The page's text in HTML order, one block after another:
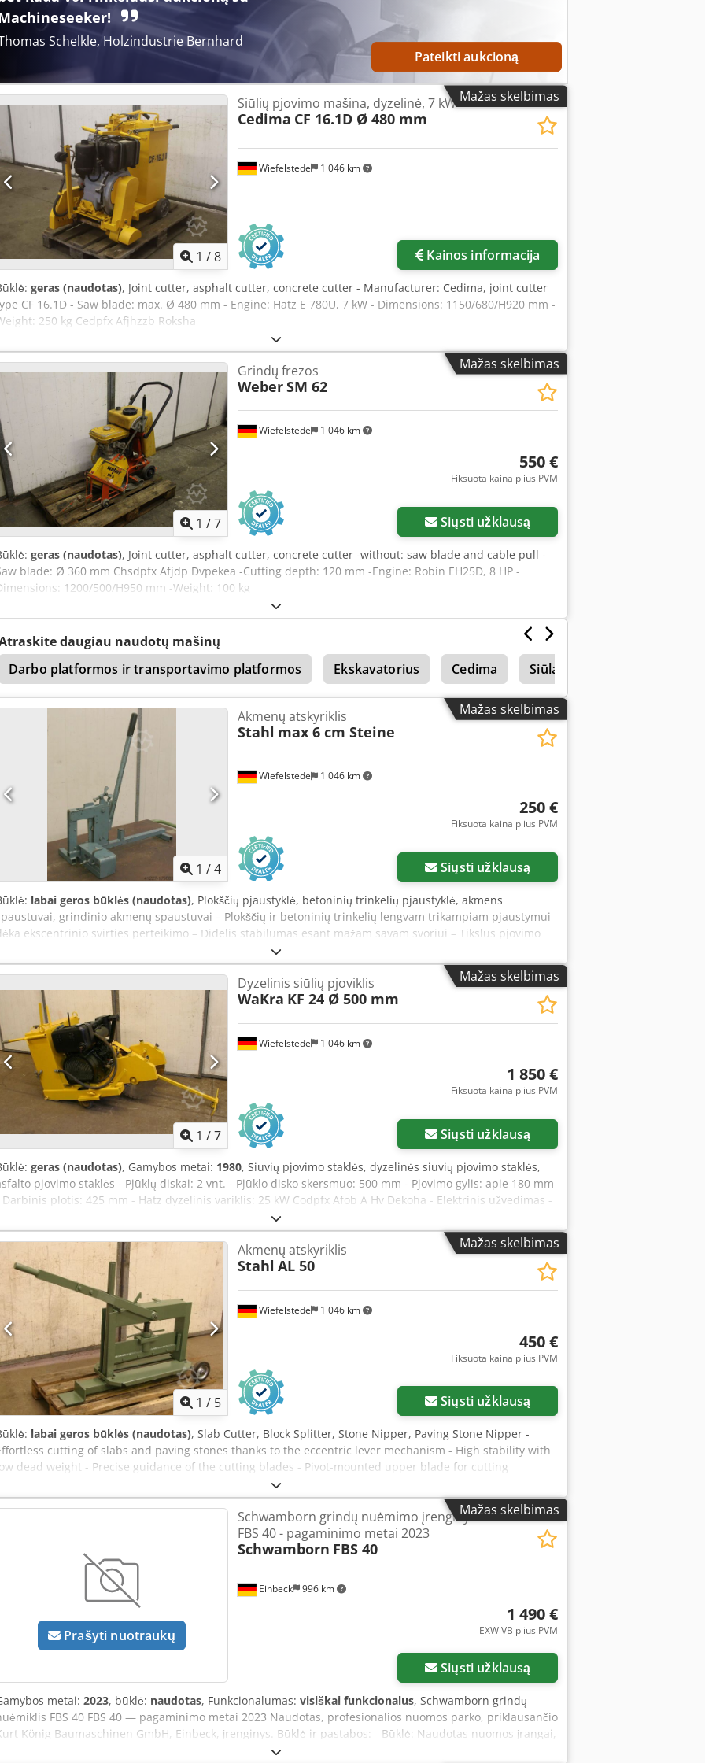
Schelkle, Holzindustrie Bernhard
Pateikti aukcioną
Mažas skelbimas
1 /8
Wiefelstede 1 046 km
Siūlių pjovimo mašina, dyzelinė, 7 kW
Cedima CF 16.1D Ø 480 mm
Kainos informacija
geras (naudotas), Joint cutter, asphalt cutter, concrete cutter - Manufacturer: Cedima, joint cutter
CF 16.1D - Saw blade: max. Ø 480 mm - Engine: Hatz E 780U, 7 kW - Dimensions: 1150/680/H920 mm -
250 kg Cedpfx Afjhzzb Roksha
Mažas skelbimas
1 /7
Wiefelstede 1 046 km
Grindų frezos
WeberSM 62
550 €
Fiksuota kaina plius PVM
Siųsti užklausą
geras (naudotas), Joint cutter, asphalt cutter, concrete cutter -without: saw blade and cable pull -
blade: Ø 360 mm Chsdpfx Afjdp Dvpekea -Cutting depth: 120 mm -Engine: Robin EH25D, 8 HP -
1200/500/H950 mm -Weight: 100 kg
daugiau naudotų mašinų
Darbo platformos ir transportavimo platformos
Ekskavatorius Cedima Siūlai
Mažas skelbimas
1 /4
Wiefelstede 1 046 km
Akmenų atskyriklis
Stahl max 6 cm Steine
250 €
Fiksuota kaina plius PVM
Siųsti užklausą
labai geros būklės (naudotas), Plokščių pjaustyklė, betoninių trinkelių pjaustyklė, akmens
grindinio akmenų spaustuvai – Plokščių ir betoninių trinkelių lengvam trikampiam pjaustymui
ekscentrinio svirties perteikimo – Didelis stabilumas esant mažam savam svoriui – Tikslus pjovimo
vedimas – Viršutinis peilis su švytuoklės pakaba, skirtas kūginio skerspjūvio medžiagoms pjauti
– Maks. iki 6 cm akmenims – Svoris: 10 kg Codpsb A Rz Aofx Afkoha
Mažas skelbimas
1 /7
Wiefelstede 1 046 km
Dyzelinis siūlių pjoviklis
WaKra KF 24 Ø 500 mm
1 850 €
Fiksuota kaina plius PVM
Siųsti užklausą
geras (naudotas), Gamybos metai: 1980, Siuvių pjovimo staklės, dyzelinės siuvių pjovimo staklės,
pjovimo staklės - Pjūklų diskai: 2 vnt. - Pjūklo disko skersmuo: 500 mm - Pjovimo gylis: apie 180 mm
Darbinis plotis: 425 mm - Hatz dyzelinis variklis: 25 kW Codpfx Afob A Hv Dekoha - Elektrinis užvedimas -
Mažas skelbimas
1 / 5
Wiefelstede 1 046 km
Akmenų atskyriklis
Stahl AL 50
450 €
Fiksuota kaina plius PVM
Siųsti užklausą
labai geros būklės (naudotas), Slab Cutter, Block Splitter, Stone Nipper, Paving Stone Nipper -
cutting of slabs and paving stones thanks to the eccentric lever mechanism - High stability with
dead weight - Precise guidance of the cutting blades - Pivot-mounted upper blade for cutting
with a conical cross-section (such as kerbstones) - Working length: 500 mm - Own weight: 100 kg
A I Sfsfx Afksa
Mažas skelbimas
Prašyti nuotraukų
Einbeck 996 km
Schwamborn grindų nuėmimo įrenginys
FBS 40 - pagaminimo metai 2023
Schwamborn FBS 40
1 490 €
EXW VB plius PVM
Siųsti užklausą
metai: 2023, būklė: naudotas, Funkcionalumas: visiškai funkcionalus, Schwamborn grindų
FBS 40 FBS 40 — pagaminimo metai 2023 Naudotas, profesionalios nuomos parko, priklausančio
König Baumaschinen GmbH, Einbeck, įrenginys. Būklė ir pastabos: - Būklė: Naudotas nuomos įrangai,
prižiūrimas - Funkcija: Pilnai veikiantis - Produktų nuotraukos bus pateiktos vėliau — dėl